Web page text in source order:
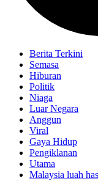
Berita Terkini
Semasa
Hiburan
Politik
Niaga
Luar Negara
Anggun
Viral
Gaya Hidup
Pengiklanan
Utama
Malaysia luah